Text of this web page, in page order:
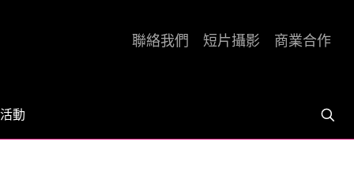
活動
聯絡我們 短片攝影 商業合作